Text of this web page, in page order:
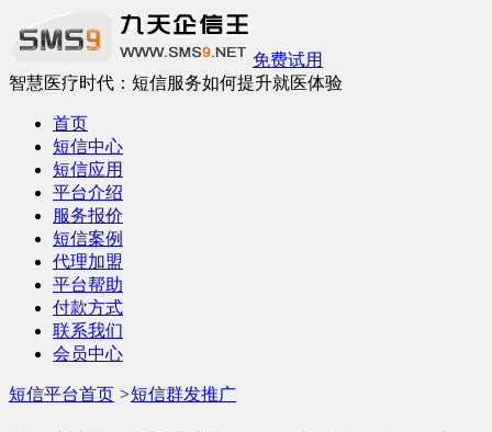
免费试用
智慧医疗时代：短信服务如何提升就医体验
首页
短信中心
短信应用
平台介绍
服务报价
短信案例
代理加盟
平台帮助
付款方式
联系我们
会员中心
短信平台首页 >短信群发推广